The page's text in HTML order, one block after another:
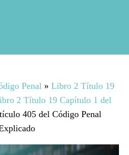
Penal » Libro 2 Título 19
2 Título 19 Capítulo 1 del
405 del Código Penal